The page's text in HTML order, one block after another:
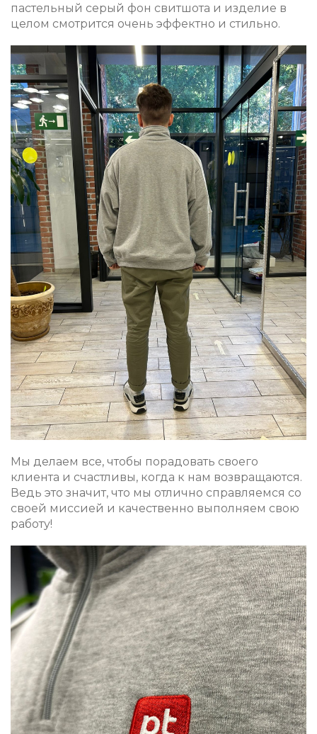
пастельный серый фон свитшота и изделие в
целом смотрится очень эффектно и стильно.
Мы делаем все, чтобы порадовать своего
клиента и счастливы, когда к нам возвращаются.
Ведь это значит, что мы отлично справляемся со
своей миссией и качественно выполняем свою
работу!